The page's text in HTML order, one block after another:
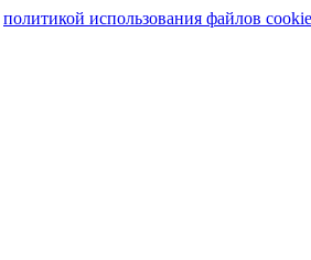
политикой использования файлов